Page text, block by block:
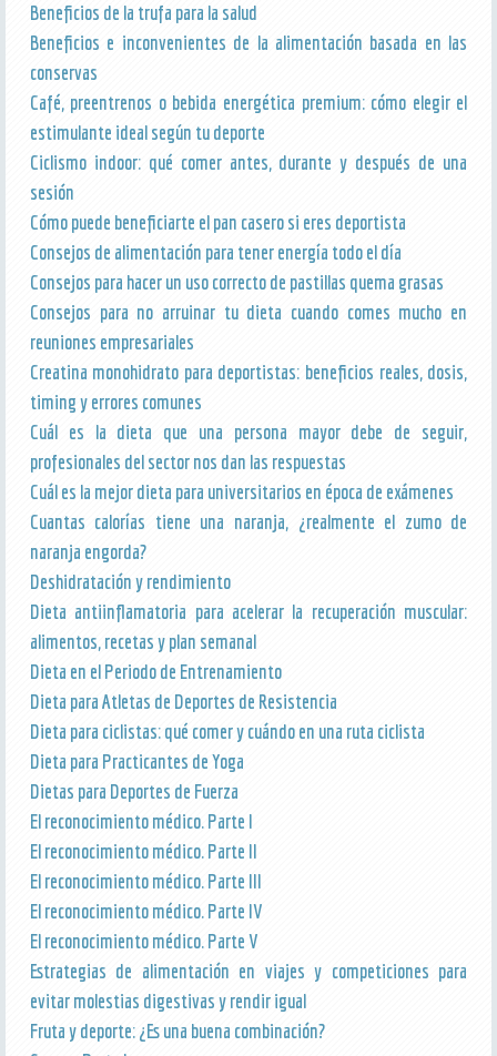
Beneficios de la trufa para la salud
Beneficios e inconvenientes de la alimentación basada en las
conservas
Café, preentrenos o bebida energética premium: cómo elegir el
estimulante ideal según tu deporte
Ciclismo indoor: qué comer antes, durante y después de una
sesión
Cómo puede beneficiarte el pan casero si eres deportista
Consejos de alimentación para tener energía todo el día
Consejos para hacer un uso correcto de pastillas quema grasas
Consejos para no arruinar tu dieta cuando comes mucho en
reuniones empresariales
Creatina monohidrato para deportistas: beneficios reales, dosis,
timing y errores comunes
Cuál es la dieta que una persona mayor debe de seguir,
profesionales del sector nos dan las respuestas
Cuál es la mejor dieta para universitarios en época de exámenes
Cuantas calorías tiene una naranja, ¿realmente el zumo de
naranja engorda?
Deshidratación y rendimiento
Dieta antiinflamatoria para acelerar la recuperación muscular:
alimentos, recetas y plan semanal
Dieta en el Periodo de Entrenamiento
Dieta para Atletas de Deportes de Resistencia
Dieta para ciclistas: qué comer y cuándo en una ruta ciclista
Dieta para Practicantes de Yoga
Dietas para Deportes de Fuerza
El reconocimiento médico. Parte I
El reconocimiento médico. Parte II
El reconocimiento médico. Parte III
El reconocimiento médico. Parte IV
El reconocimiento médico. Parte V
Estrategias de alimentación en viajes y competiciones para
evitar molestias digestivas y rendir igual
Fruta y deporte: ¿Es una buena combinación?